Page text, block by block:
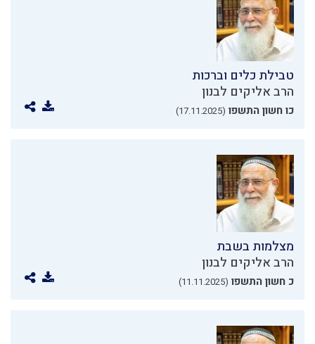
טבילת כלים וברכות
הרב אליקים לבנון
כו חשון התשפו (17.11.2025)
מצלמות בשבת
הרב אליקים לבנון
כ חשון התשפו (11.11.2025)